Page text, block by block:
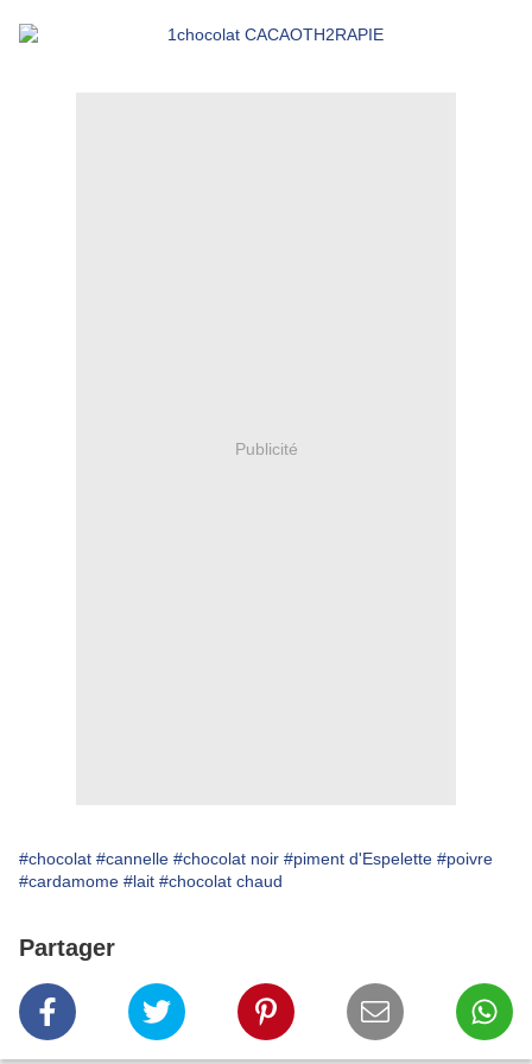
Publicité
#chocolat #cannelle #chocolat noir #piment d'Espelette #poivre
#cardamome #lait #chocolat chaud
Partager